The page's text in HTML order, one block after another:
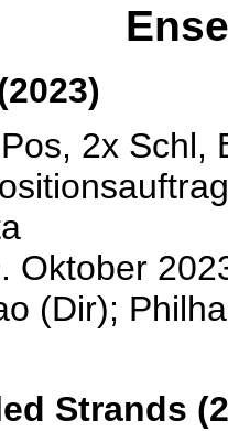
2x Schl,
Oktober
(Dir);
Strands